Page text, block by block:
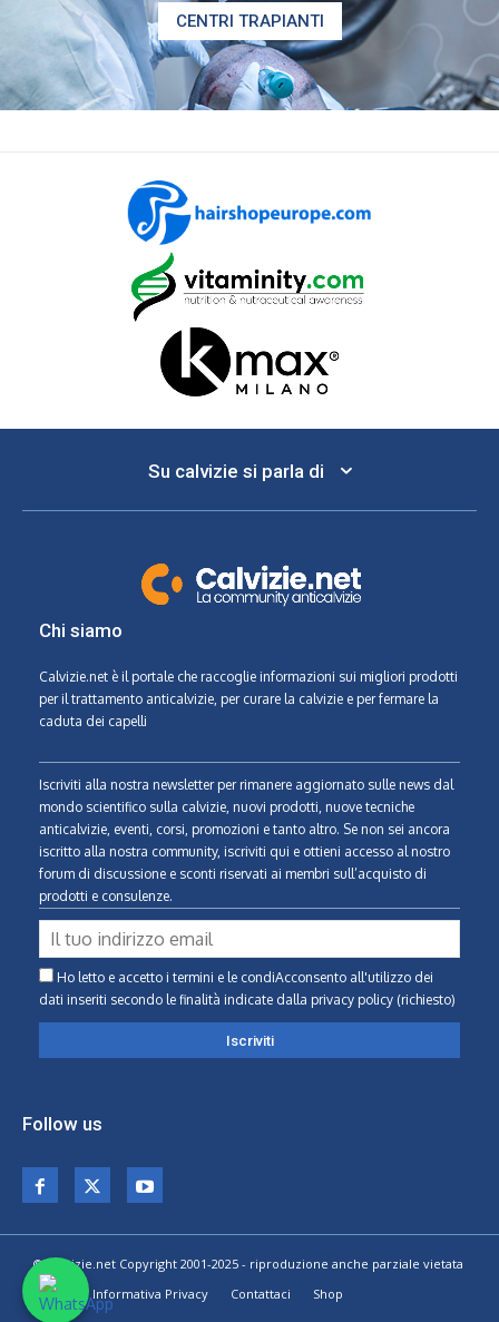
CENTRI TRAPIANTI
Su calvizie si parla di
Chi siamo
Calvizie.net è il portale che raccoglie informazioni sui migliori prodotti
per il trattamento anticalvizie, per curare la calvizie e per fermare la
caduta dei capelli
Iscriviti alla nostra newsletter per rimanere aggiornato sulle news dal
mondo scientifico sulla calvizie, nuovi prodotti, nuove tecniche
anticalvizie, eventi, corsi, promozioni e tanto altro. Se non sei ancora
iscritto alla nostra community, iscriviti qui e ottieni accesso al nostro
forum di discussione e sconti riservati ai membri sull’acquisto di
prodotti e consulenze.
Ho letto e accetto i termini e le condiAcconsento all'utilizzo dei
dati inseriti secondo le finalità indicate dalla privacy policy (richiesto)
Follow us
© Calvizie.net Copyright 2001-2025 - riproduzione anche parziale vietata
Home
Informativa Privacy Contattaci Shop